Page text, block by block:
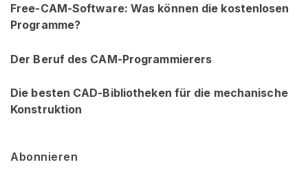
Free-CAM-Software: Was können die kostenlosen
Programme?
Der Beruf des CAM-Programmierers
Die besten CAD-Bibliotheken für die mechanische
Konstruktion
Abonnieren